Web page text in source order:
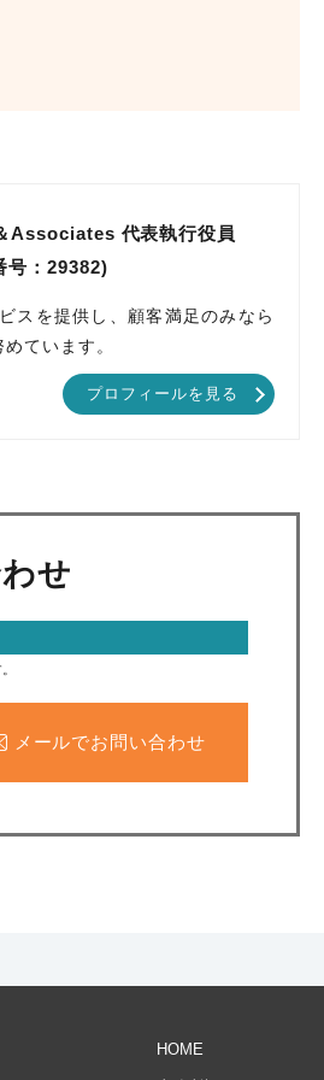
Associates 代表執行役員
号：29382)
スを提供し、顧客満足のみなら
ています。
プロフィールを見る
せ
メールでお問い合わせ
HOME